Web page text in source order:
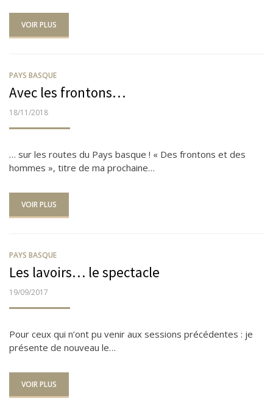
VOIR PLUS
PAYS BASQUE
Avec les frontons…
PUBLIÉ
18/11/2018
… sur les routes du Pays basque ! « Des frontons et des
hommes », titre de ma prochaine…
VOIR PLUS
PAYS BASQUE
Les lavoirs… le spectacle
PUBLIÉ
19/09/2017
Pour ceux qui n’ont pu venir aux sessions précédentes : je
présente de nouveau le…
VOIR PLUS